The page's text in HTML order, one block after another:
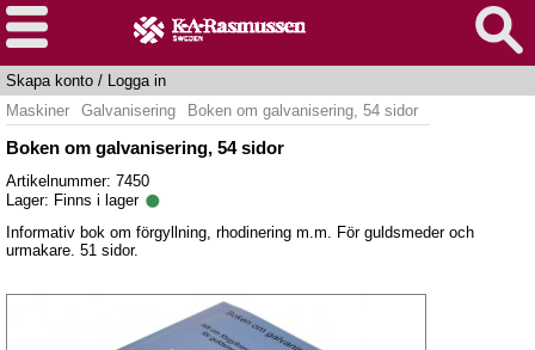
Skapa konto / Logga in
Maskiner
Galvanisering Boken om galvanisering, 54 sidor
Boken om galvanisering, 54 sidor
Artikelnummer: 7450
Lager: Finns i lager
Informativ bok om förgyllning, rhodinering m.m. För guldsmeder och
urmakare. 51 sidor.